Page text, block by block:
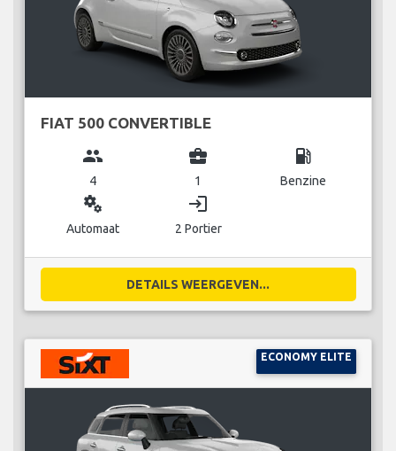
FIAT 500 CONVERTIBLE
group
4
business_center
1
local_gas_station
Benzine
miscellaneous_services
Automaat
login
2 Portier
DETAILS WEERGEVEN...
ECONOMY ELITE